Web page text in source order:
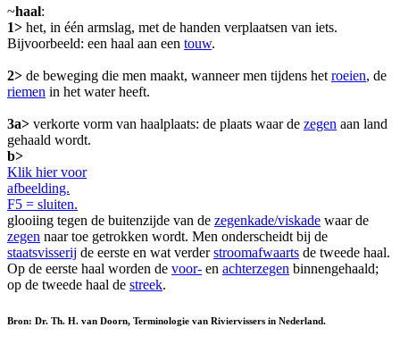
~haal:
1> het, in één armslag, met de handen verplaatsen van iets.
Bijvoorbeeld: een haal aan een touw.
2> de beweging die men maakt, wanneer men tijdens het roeien, de
riemen in het water heeft.
3a> verkorte vorm van haalplaats: de plaats waar de zegen aan land
gehaald wordt.
b>
Klik hier voor
afbeelding.
F5 = sluiten.
glooiing tegen de buitenzijde van de zegenkade/viskade waar de
zegen naar toe getrokken wordt. Men onderscheidt bij de
staatsvisserij de eerste en wat verderstroomafwaarts de tweede haal.
Op de eerste haal worden de voor- en achterzegen binnengehaald;
op de tweede haal de streek.
Bron: Dr. Th. H. van Doorn, Terminologie van Riviervissers in Nederland.